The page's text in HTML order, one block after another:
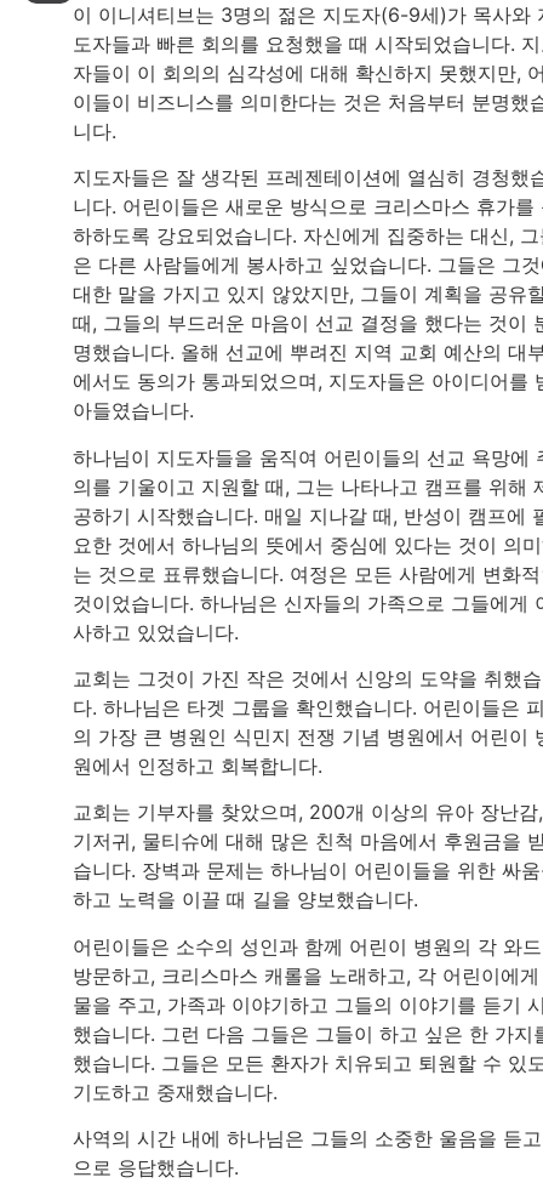
이 이니셔티브는 3명의 젊은 지도자(6-9세)가 목사와
도자들과 빠른 회의를 요청했을 때 시작되었습니다.
자들이 이 회의의 심각성에 대해 확신하지 못했지만,
이들이 비즈니스를 의미한다는 것은 처음부터 분명했
니다.
지도자들은 잘 생각된 프레젠테이션에 열심히 경청했
니다. 어린이들은 새로운 방식으로 크리스마스 휴가를
하하도록 강요되었습니다. 자신에게 집중하는 대신,
은 다른 사람들에게 봉사하고 싶었습니다. 그들은 그
대한 말을 가지고 있지 않았지만, 그들이 계획을 공유
때, 그들의 부드러운 마음이 선교 결정을 했다는 것이
명했습니다. 올해 선교에 뿌려진 지역 교회 예산의 대
에서도 동의가 통과되었으며, 지도자들은 아이디어를
아들였습니다.
하나님이 지도자들을 움직여 어린이들의 선교 욕망에
의를 기울이고 지원할 때, 그는 나타나고 캠프를 위해
공하기 시작했습니다. 매일 지나갈 때, 반성이 캠프에
요한 것에서 하나님의 뜻에서 중심에 있다는 것이 의
는 것으로 표류했습니다. 여정은 모든 사람에게 변화
것이었습니다. 하나님은 신자들의 가족으로 그들에게
사하고 있었습니다.
교회는 그것이 가진 작은 것에서 신앙의 도약을 취했
다. 하나님은 타겟 그룹을 확인했습니다. 어린이들은
의 가장 큰 병원인 식민지 전쟁 기념 병원에서 어린이
원에서 인정하고 회복합니다.
교회는 기부자를 찾았으며, 200개 이상의 유아 장난감,
기저귀, 물티슈에 대해 많은 친척 마음에서 후원금을
습니다. 장벽과 문제는 하나님이 어린이들을 위한 싸
하고 노력을 이끌 때 길을 양보했습니다.
어린이들은 소수의 성인과 함께 어린이 병원의 각 와
방문하고, 크리스마스 캐롤을 노래하고, 각 어린이에
물을 주고, 가족과 이야기하고 그들의 이야기를 듣기
했습니다. 그런 다음 그들은 그들이 하고 싶은 한 가지
했습니다. 그들은 모든 환자가 치유되고 퇴원할 수 있
기도하고 중재했습니다.
사역의 시간 내에 하나님은 그들의 소중한 울음을 듣
으로 응답했습니다.